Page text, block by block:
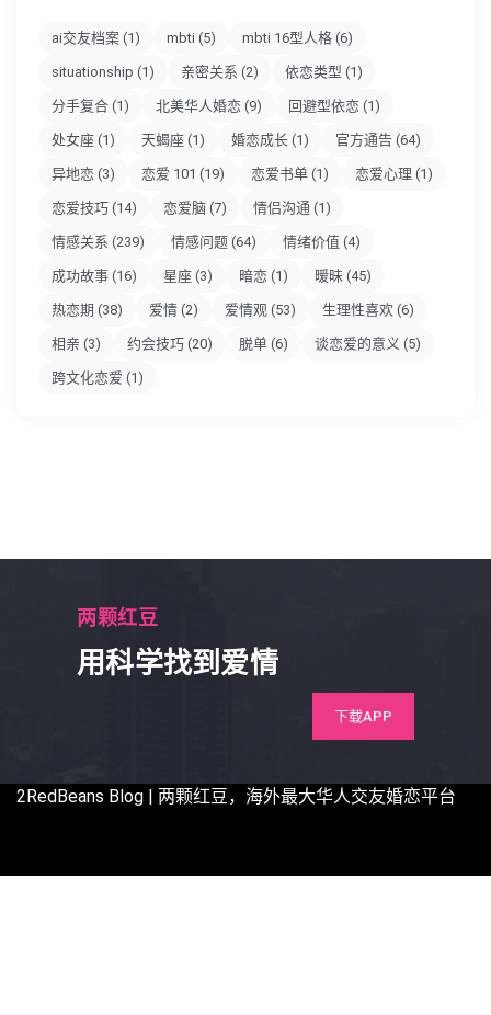
ai交友档案 (1) mbti (5) mbti 16型人格 (6)
situationship (1) 亲密关系 (2) 依恋类型 (1)
分手复合 (1) 北美华人婚恋 (9) 回避型依恋 (1)
处女座 (1) 天蝎座 (1) 婚恋成长 (1) 官方通告 (64)
异地恋 (3) 恋爱 101 (19) 恋爱书单 (1) 恋爱心理 (1)
恋爱技巧 (14) 恋爱脑 (7) 情侣沟通 (1)
情感关系 (239) 情感问题 (64) 情绪价值 (4)
成功故事 (16) 星座 (3) 暗恋 (1) 暧昧 (45)
热恋期 (38) 爱情 (2) 爱情观 (53) 生理性喜欢 (6)
相亲 (3) 约会技巧 (20) 脱单 (6) 谈恋爱的意义 (5)
跨文化恋爱 (1)
两颗红豆
用科学找到爱情
下载APP
2RedBeans Blog | 两颗红豆，海外最大华人交友婚恋平台